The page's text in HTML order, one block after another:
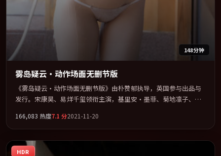
148分钟
雾岛疑云·动作场面无删节版
《雾岛疑云·动作场面无删节版》由朴赞郁执导，英国参与出品与
发行。宋康昊、易烊千玺领衔主演，基里安·墨菲、菊地凛子、赵
全片以「惊悚」类型为骨架，在叙事、表演与视听上力求统一。定
于 2021-07-12 在内地院线及主流平台同步亮相，2021 年度话题片
中口碑稳健，适合喜欢强情节与人物弧光的观众完整观看。
166,083 热度7.1 分2021-11-20
HDR